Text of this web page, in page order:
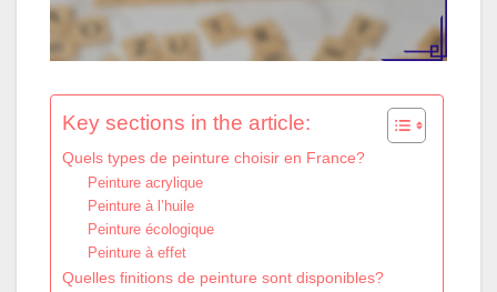
Key sections in the article:
Quels types de peinture choisir en France?
Peinture acrylique
Peinture à l’huile
Peinture écologique
Peinture à effet
Quelles finitions de peinture sont disponibles?